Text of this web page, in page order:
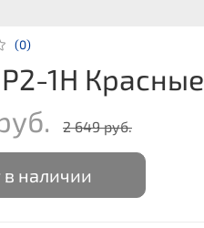
(0)
1H Красные
2 649 руб.
в наличии